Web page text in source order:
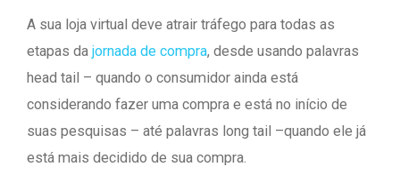
A sua loja virtual deve atrair tráfego para todas as
etapas da jornada de compra, desde usando palavras
head tail – quando o consumidor ainda está
considerando fazer uma compra e está no início de
suas pesquisas – até palavras long tail –quando ele já
está mais decidido de sua compra.